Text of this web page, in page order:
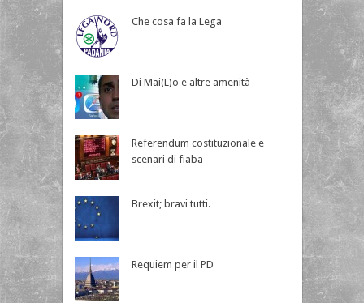
Che cosa fa la Lega
Di Mai(L)o e altre amenità
Referendum costituzionale e
scenari di fiaba
Brexit; bravi tutti.
Requiem per il PD